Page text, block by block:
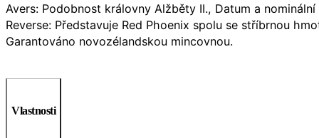
Avers: Podobnost královny Alžběty II., Datum a
Reverse: Představuje Red Phoenix spolu se stříbrnou
Garantováno novozélandskou mincovnou.
Vlastnosti